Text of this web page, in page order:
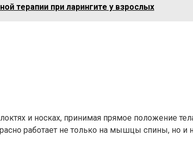
терапии при ларингите у взрослых
и носках, принимая прямое положение
работает не только на мышцы спины, но